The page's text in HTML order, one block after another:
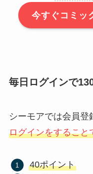
今すぐコミッ
毎日ログインで
シーモアでは会員登
ログインをすること
40ポイント